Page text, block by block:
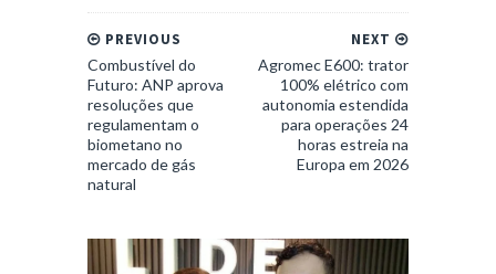
NEXT
Agromec E600: trator
100% elétrico com
autonomia estendida
para operações 24
horas estreia na
Europa em 2026
PREVIOUS
Combustível do
Futuro: ANP aprova
resoluções que
regulamentam o
biometano no
mercado de gás
natural